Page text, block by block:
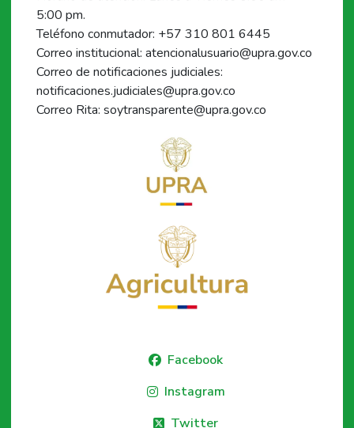
5:00 pm.
Teléfono conmutador: +57 310 801 6445
Correo institucional: atencionalusuario@upra.gov.co
Correo de notificaciones judiciales:
notificaciones.judiciales@upra.gov.co
Correo Rita: soytransparente@upra.gov.co
Facebook
Instagram
Twitter